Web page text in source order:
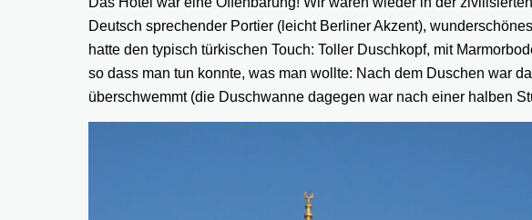
Deutsch sprechender Portier (leicht Berliner Akzent),
hatte den typisch türkischen Touch: Toller Duschkopf, mit
so dass man tun konnte, was man wollte: Nach dem Duschen war
überschwemmt (die Duschwanne dagegen war nach einer halben